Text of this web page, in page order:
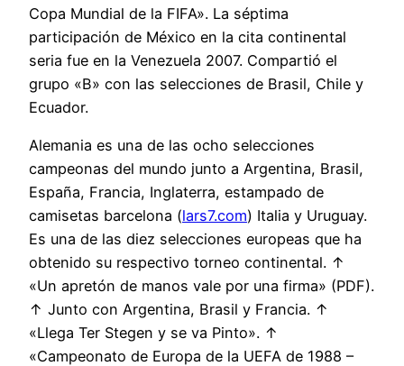
Copa Mundial de la FIFA». La séptima
participación de México en la cita continental
seria fue en la Venezuela 2007. Compartió el
grupo «B» con las selecciones de Brasil, Chile y
Ecuador.
Alemania es una de las ocho selecciones
campeonas del mundo junto a Argentina, Brasil,
España, Francia, Inglaterra, estampado de
camisetas barcelona (lars7.com) Italia y Uruguay.
Es una de las diez selecciones europeas que ha
obtenido su respectivo torneo continental. ↑
«Un apretón de manos vale por una firma» (PDF).
↑ Junto con Argentina, Brasil y Francia. ↑
«Llega Ter Stegen y se va Pinto». ↑
«Campeonato de Europa de la UEFA de 1988 –